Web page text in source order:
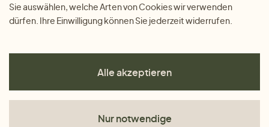
Sie auswählen, welche Arten von Cookies wir verwenden
dürfen. Ihre Einwilligung können Sie jederzeit widerrufen.
Alle akzeptieren
Nur notwendige